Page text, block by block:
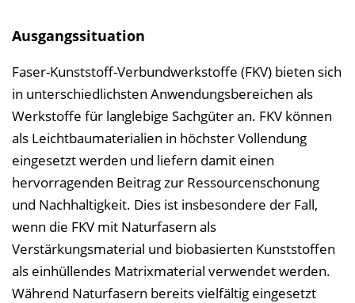
l
n
d
Ausgangssituation
Faser-Kunststoff-Verbundwerkstoffe (FKV) bieten sich
in unterschiedlichsten Anwendungsbereichen als
Werkstoffe für langlebige Sachgüter an. FKV können
als Leichtbaumaterialien in höchster Vollendung
eingesetzt werden und liefern damit einen
hervorragenden Beitrag zur Ressourcenschonung
und Nachhaltigkeit. Dies ist insbesondere der Fall,
wenn die FKV mit Naturfasern als
Verstärkungsmaterial und biobasierten Kunststoffen
als einhüllendes Matrixmaterial verwendet werden.
Während Naturfasern bereits vielfältig eingesetzt